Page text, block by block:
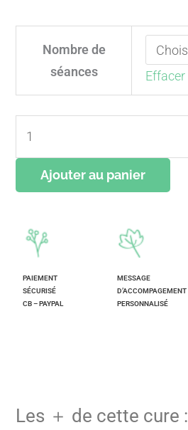
Nombre de
séances
Effacer
quantité
Ajouter au panier
PAIEMENT
SÉCURISÉ
CB – PAYPAL
MESSAGE
D’ACCOMPAGEMENT
PERSONNALISÉ
Les ＋ de cette cure :